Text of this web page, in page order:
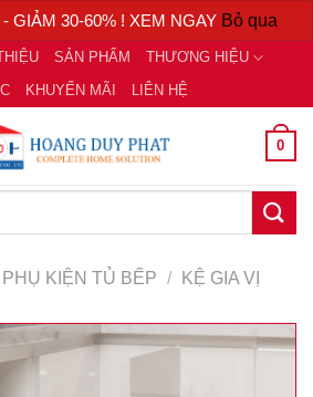
GIẢM 30-60% ! XEM NGAY Bỏ qua
SẢN PHẨM
THƯƠNG HIỆU
KHUYẾN MÃI LIÊN HỆ
0
PHỤ KIỆN TỦ BẾP / KỆ GIA VỊ